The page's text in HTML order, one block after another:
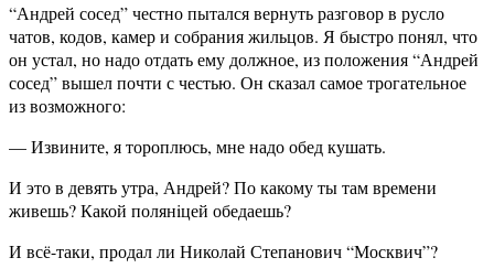
“Андрей сосед” честно пытался вернуть разговор в русло
чатов, кодов, камер и собрания жильцов. Я быстро понял, что
он устал, но надо отдать ему должное, из положения “Андрей
сосед” вышел почти с честью. Он сказал самое трогательное
из возможного:
— Извините, я тороплюсь, мне надо обед кушать.
И это в девять утра, Андрей? По какому ты там времени
живешь? Какой полянiцей обедаешь?
И всё-таки, продал ли Николай Степанович “Москвич”?